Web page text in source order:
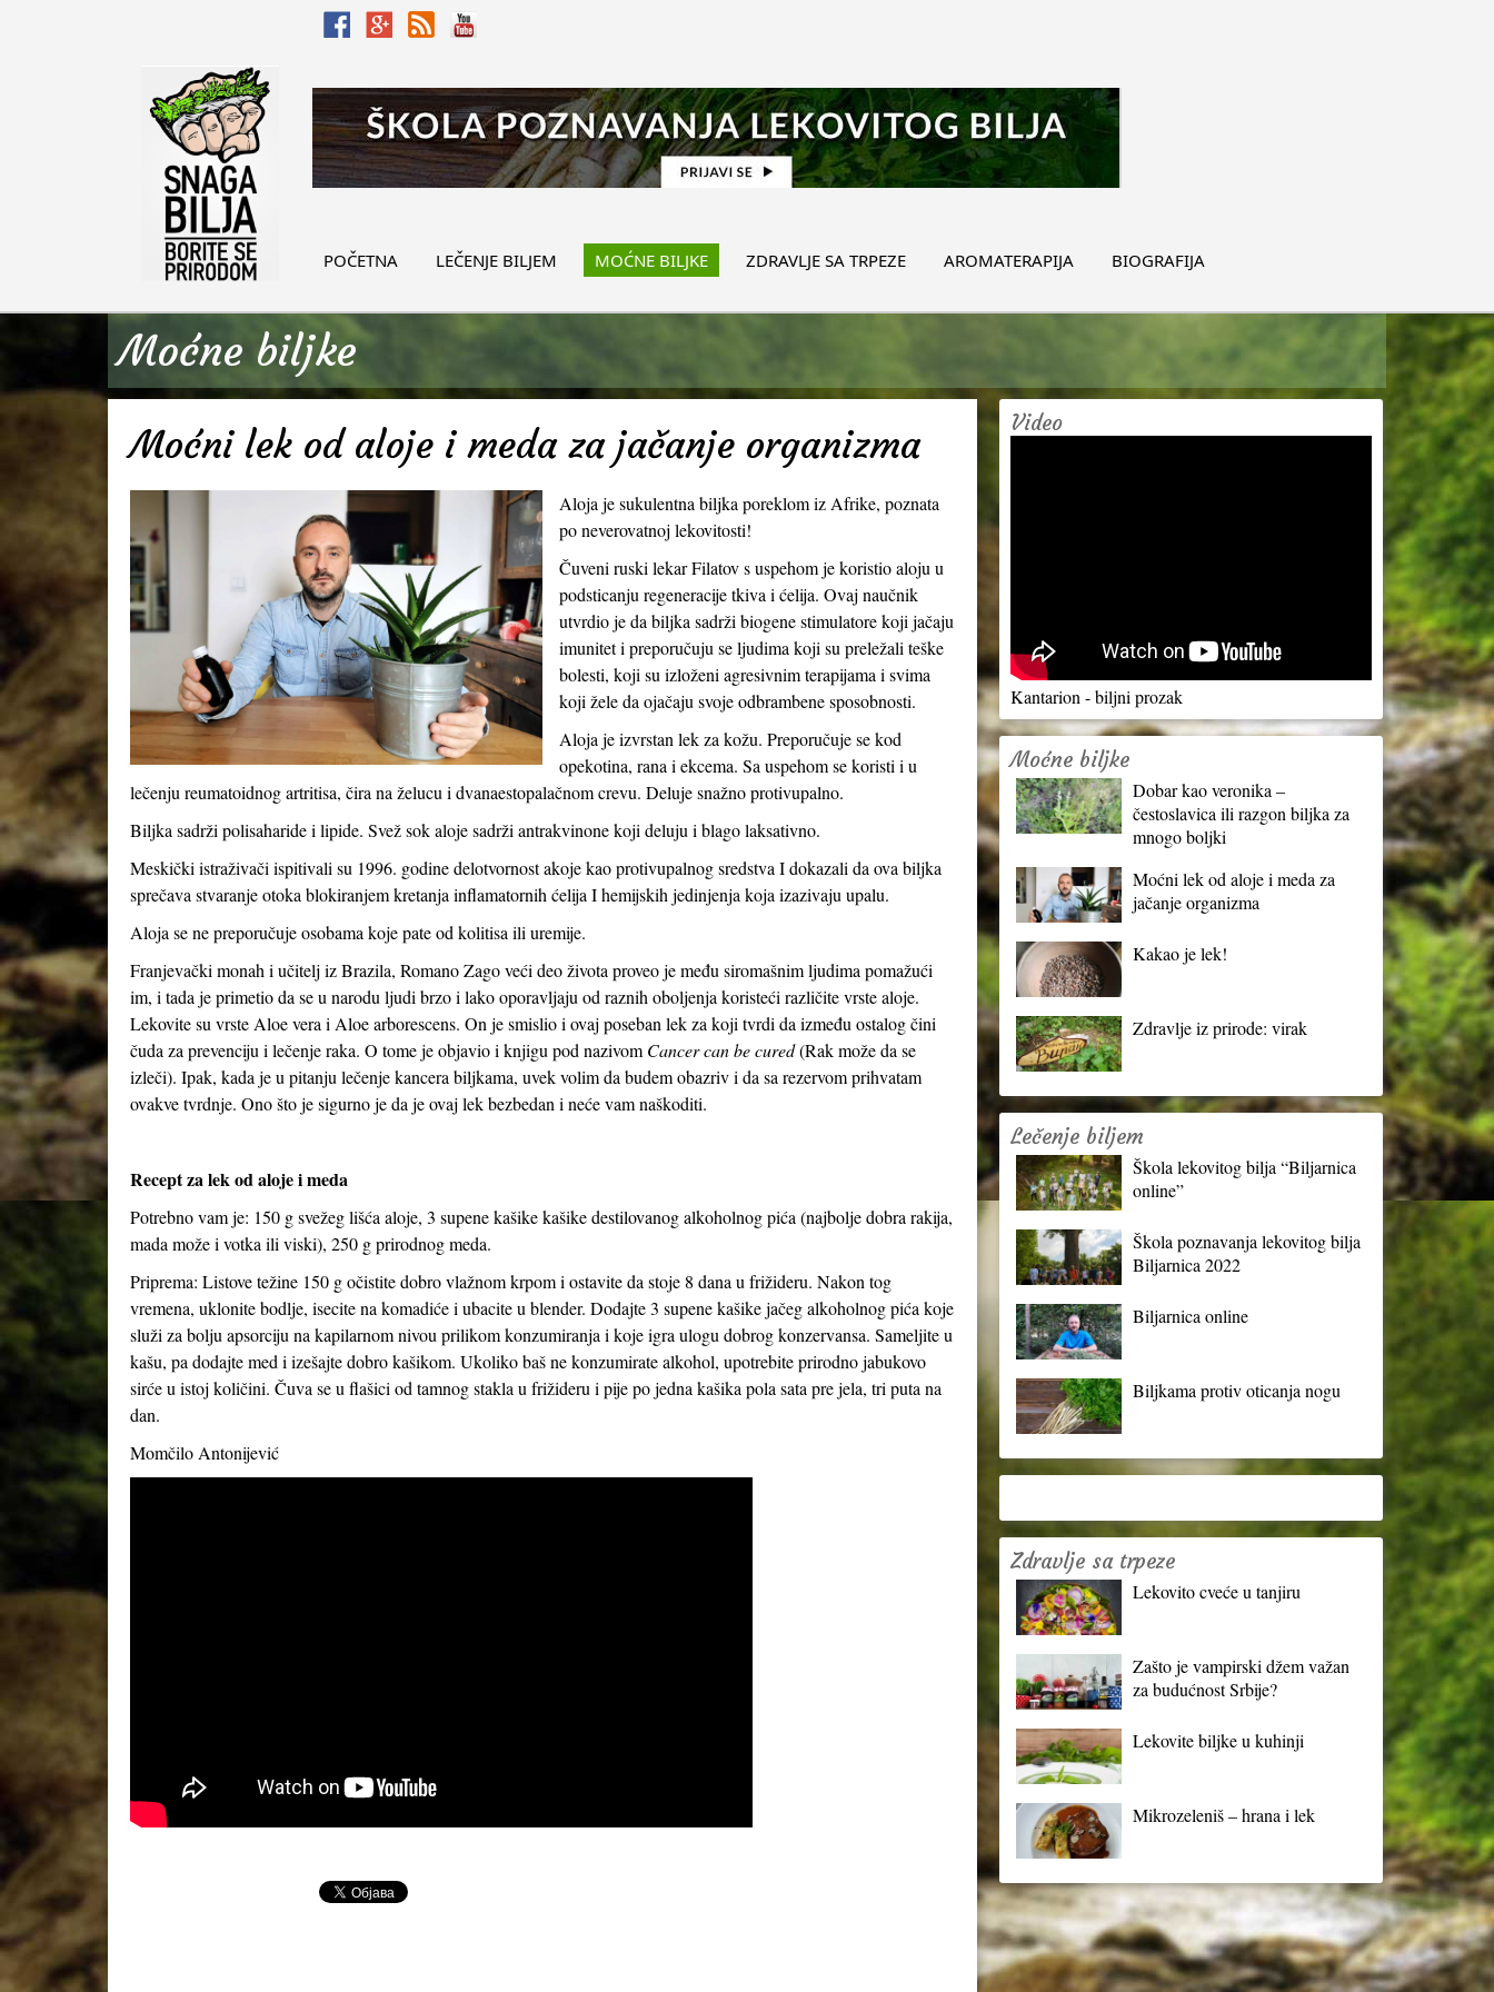
POČETNA LEČENJE BILJEM MOĆNE BILJKE ZDRAVLJE SA TRPEZE AROMATERAPIJA BIOGRAFIJA
Moćne biljke
Moćni lek od aloje i meda za jačanje organizma
Aloja je sukulentna biljka poreklom iz Afrike, poznata
po neverovatnoj lekovitosti!
Čuveni ruski lekar Filatov s uspehom je koristio aloju u
podsticanju regeneracije tkiva i ćelija. Ovaj naučnik
utvrdio je da biljka sadrži biogene stimulatore koji jačaju
imunitet i preporučuju se ljudima koji su preležali teške
bolesti, koji su izloženi agresivnim terapijama i svima
koji žele da ojačaju svoje odbrambene sposobnosti.
Aloja je izvrstan lek za kožu. Preporučuje se kod
opekotina, rana i ekcema. Sa uspehom se koristi i u
lečenju reumatoidnog artritisa, čira na želucu i dvanaestopalačnom crevu. Deluje snažno protivupalno.
Biljka sadrži polisaharide i lipide. Svež sok aloje sadrži antrakvinone koji deluju i blago laksativno.
Meskički istraživači ispitivali su 1996. godine delotvornost akoje kao protivupalnog sredstva I dokazali da ova biljka
sprečava stvaranje otoka blokiranjem kretanja inflamatornih ćelija I hemijskih jedinjenja koja izazivaju upalu.
Aloja se ne preporučuje osobama koje pate od kolitisa ili uremije.
Franjevački monah i učitelj iz Brazila, Romano Zago veći deo života proveo je među siromašnim ljudima pomažući
im, i tada je primetio da se u narodu ljudi brzo i lako oporavljaju od raznih oboljenja koristeći različite vrste aloje.
Lekovite su vrste Aloe vera i Aloe arborescens. On je smislio i ovaj poseban lek za koji tvrdi da između ostalog čini
čuda za prevenciju i lečenje raka. O tome je objavio i knjigu pod nazivom Cancer can be cured(Rak može da se
izleči). Ipak, kada je u pitanju lečenje kancera biljkama, uvek volim da budem obazriv i da sa rezervom prihvatam
ovakve tvrdnje. Ono što je sigurno je da je ovaj lek bezbedan i neće vam naškoditi.
Recept za lek od aloje i meda
Potrebno vam je: 150 g svežeg lišća aloje, 3 supene kašike kašike destilovanog alkoholnog pića (najbolje dobra rakija,
mada može i votka ili viski), 250 g prirodnog meda.
Priprema: Listove težine 150 g očistite dobro vlažnom krpom i ostavite da stoje 8 dana u frižideru. Nakon tog
vremena, uklonite bodlje, isecite na komadiće i ubacite u blender. Dodajte 3 supene kašike jačeg alkoholnog pića koje
služi za bolju apsorciju na kapilarnom nivou prilikom konzumiranja i koje igra ulogu dobrog konzervansa. Sameljite u
kašu, pa dodajte med i izešajte dobro kašikom. Ukoliko baš ne konzumirate alkohol, upotrebite prirodno jabukovo
sirće u istoj količini. Čuva se u flašici od tamnog stakla u frižideru i pije po jedna kašika pola sata pre jela, tri puta na
dan.
Momčilo Antonijević
Video
Kantarion - biljni prozak
Moćne biljke
Dobar kao veronika –
čestoslavica ili razgon biljka za
mnogo boljki
Moćni lek od aloje i meda za
jačanje organizma
Kakao je lek!
Zdravlje iz prirode: virak
Lečenje biljem
Škola lekovitog bilja “Biljarnica
online”
Škola poznavanja lekovitog bilja
Biljarnica 2022
Biljarnica online
Biljkama protiv oticanja nogu
Zdravlje sa trpeze
Lekovito cveće u tanjiru
Zašto je vampirski džem važan
za budućnost Srbije?
Lekovite biljke u kuhinji
Mikrozeleniš – hrana i lek